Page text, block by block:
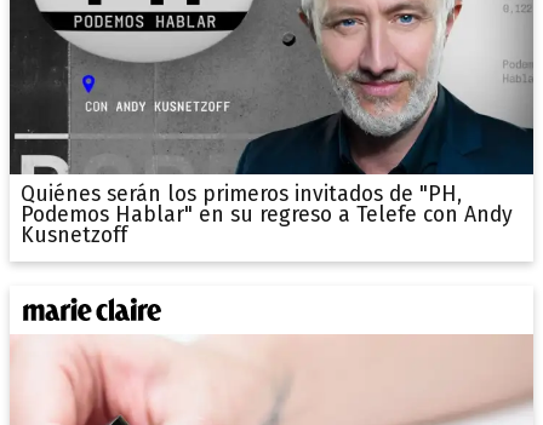
Quiénes serán los primeros invitados de "PH,
Podemos Hablar" en su regreso a Telefe con Andy
Kusnetzoff